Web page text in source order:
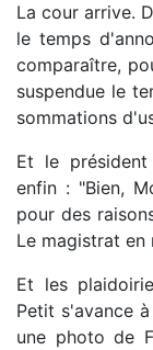
La cour arrive.
le temps
comparaître,
suspendue le
sommations
Et le
enfin : "Bien,
pour des
Le magistrat en
Et les
Petit s'avance
une photo de